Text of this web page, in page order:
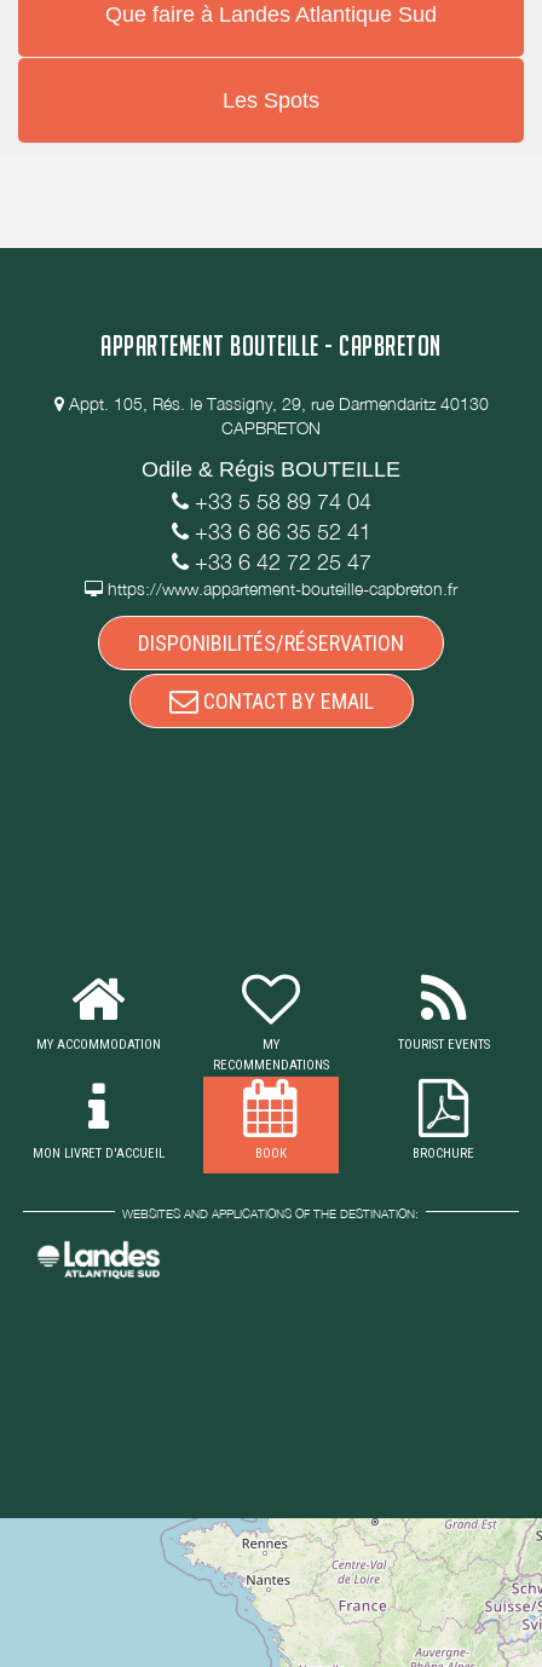
Que faire à Landes Atlantique Sud
Les Spots
APPARTEMENT BOUTEILLE - CAPBRETON
Appt. 105, Rés. le Tassigny, 29, rue Darmendaritz 40130
CAPBRETON
Odile & Régis BOUTEILLE
+33 5 58 89 74 04
+33 6 86 35 52 41
+33 6 42 72 25 47
https://www.appartement-bouteille-capbreton.fr
DISPONIBILITÉS/RÉSERVATION
CONTACT BY EMAIL
MY ACCOMMODATION
MY
RECOMMENDATIONS
TOURIST EVENTS
MON LIVRET D'ACCUEIL BOOK BROCHURE
WEBSITES AND APPLICATIONS OF THE DESTINATION: